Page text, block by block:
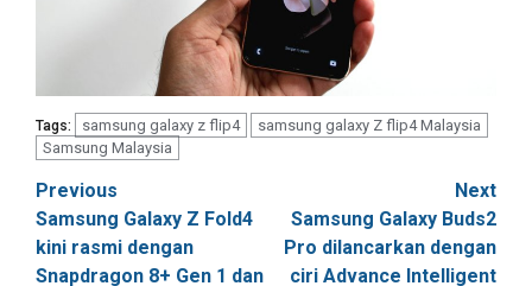
Tags: samsung galaxy z flip4
samsung galaxy Z flip4 Malaysia
Samsung Malaysia
Post
navigation
Previous
Samsung Galaxy Z Fold4
kini rasmi dengan
Snapdragon 8+ Gen 1 dan
Next
Samsung Galaxy Buds2
Pro dilancarkan dengan
ciri Advance Intelligent